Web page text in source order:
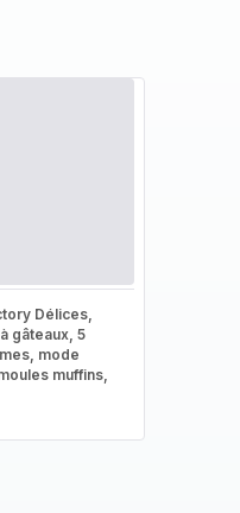
Délices,
gâteaux, 5
mode
muffins,